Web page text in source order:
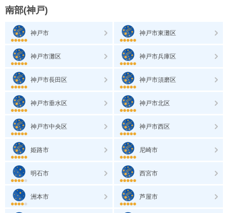
南部(神戸)
神戸市 神戸市東灘区
神戸市灘区 神戸市兵庫区
神戸市長田区 神戸市須磨区
神戸市垂水区 神戸市北区
神戸市中央区 神戸市西区
姫路市 尼崎市
明石市 西宮市
洲本市 芦屋市